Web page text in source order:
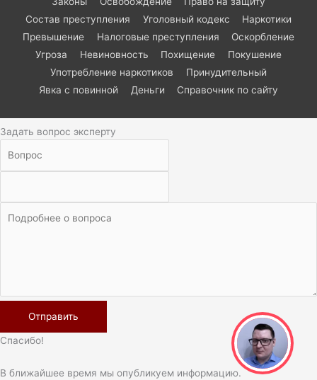
Состав преступления
Уголовный кодекс
Наркотики
Превышение
Налоговые преступления
Оскорбление
Угроза
Невиновность Похищение
Покушение
Употребление наркотиков
Принудительный
Явка с повинной
Деньги Справочник по сайту
Задать вопрос эксперту
Спасибо!
В ближайшее время мы опубликуем информацию.